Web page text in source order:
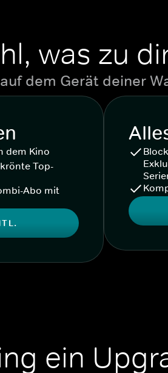
was zu
dem Gerät deiner
dem Kino
Top-
Abo mit
ein